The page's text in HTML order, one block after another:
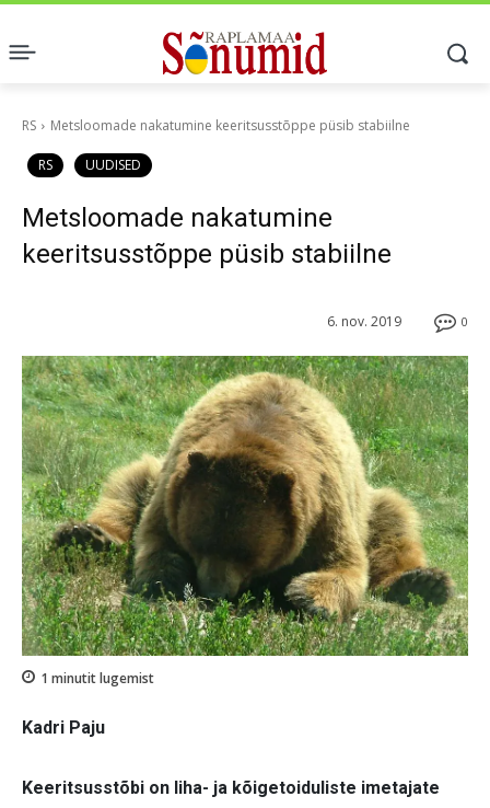
RS Metsloomade nakatumine keeritsusstõppe püsib stabiilne
RS UUDISED
Metsloomade nakatumine
keeritsusstõppe püsib stabiilne
0
6. nov. 2019
1 minutit lugemist
Kadri Paju
Keeritsusstõbi on liha- ja kõigetoiduliste imetajate